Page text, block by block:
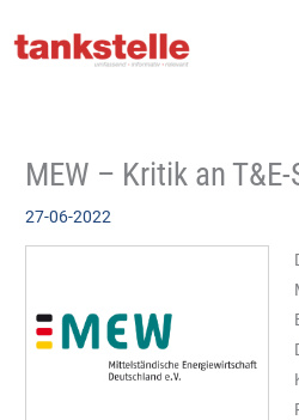
Inhalt
MEW – Kritik an
27-06-2022